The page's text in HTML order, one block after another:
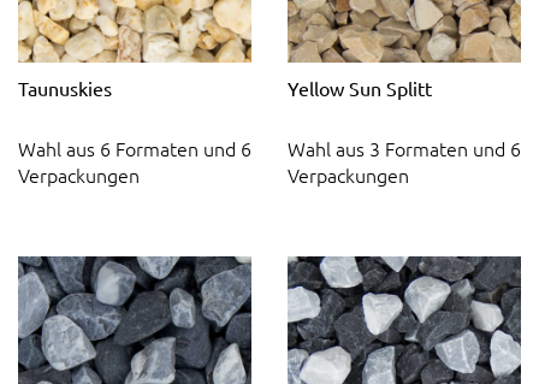
Taunuskies
Wahl aus 6 Formaten und 6
Verpackungen
Yellow Sun Splitt
Wahl aus 3 Formaten und 6
Verpackungen